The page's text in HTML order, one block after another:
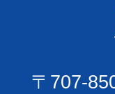
〒707-